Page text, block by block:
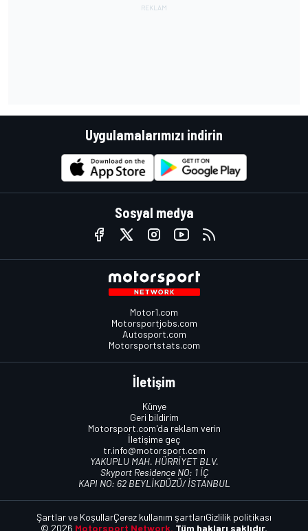
Uygulamalarımızı indirin
Sosyal medya
Motor1.com
Motorsportjobs.com
Autosport.com
Motorsportstats.com
İletişim
Künye
Geri bildirim
Motorsport.com'da reklam verin
İletişime geç
tr.info@motorsport.com
YAKUPLU MAH. HÜRRİYET BLV.
Skyport Residence NO: 1 İÇ
KAPI NO: 62 BEYLİKDÜZÜ/ İSTANBUL
© 2026 Motorsport Network. Tüm hakları saklıdır.
Şartlar ve KoşullarÇerez kullanım şartlarıGizlilik politikası